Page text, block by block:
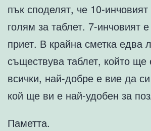
пък споделят, че 10-
голям за таблет. 7-инчовият
приет. В крайна сметка едва
съществува таблет, който ще
всички, най-добре е вие да
кой ще ви е най-удобен за
Паметта.